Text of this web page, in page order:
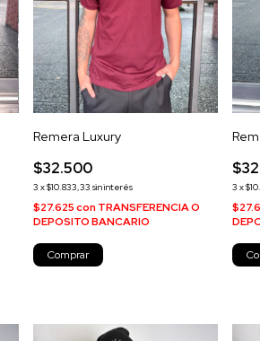
Remera Luxury
$32.500
3 x$10.833,33 sin interés
$27.625con TRANSFERENCIA O
DEPOSITO BANCARIO
Comprar
3 x